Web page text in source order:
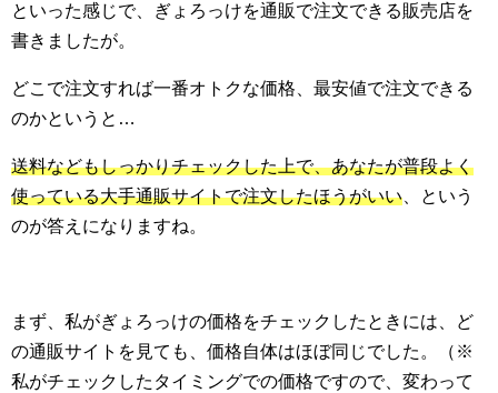
といった感じで、ぎょろっけを通販で注文できる販売店を
書きましたが。
どこで注文すれば一番オトクな価格、最安値で注文できる
のかというと…
送料などもしっかりチェックした上で、あなたが普段よく
使っている大手通販サイトで注文したほうがいい 、という
のが答えになりますね。
まず、私がぎょろっけの価格をチェックしたときには、ど
の通販サイトを見ても、価格自体はほぼ同じでした。（※
私がチェックしたタイミングでの価格ですので、変わって